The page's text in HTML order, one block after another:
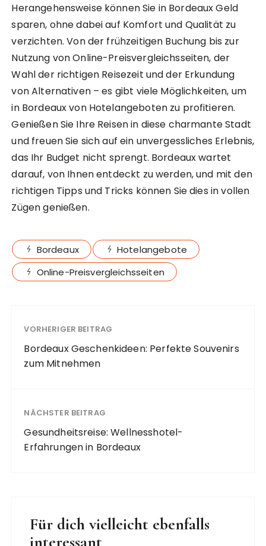
Herangehensweise können Sie in Bordeaux Geld
sparen, ohne dabei auf Komfort und Qualität zu
verzichten. Von der frühzeitigen Buchung bis zur
Nutzung von Online-Preisvergleichsseiten, der
Wahl der richtigen Reisezeit und der Erkundung
von Alternativen – es gibt viele Möglichkeiten, um
in Bordeaux von Hotelangeboten zu profitieren.
Genießen Sie Ihre Reisen in diese charmante Stadt
und freuen Sie sich auf ein unvergessliches Erlebnis,
das Ihr Budget nicht sprengt. Bordeaux wartet
darauf, von Ihnen entdeckt zu werden, und mit den
richtigen Tipps und Tricks können Sie dies in vollen
Zügen genießen.
Bordeaux
Hotelangebote
Online-Preisvergleichsseiten
VORHERIGER BEITRAG
Bordeaux Geschenkideen: Perfekte Souvenirs
zum Mitnehmen
NÄCHSTER BEITRAG
Gesundheitsreise: Wellnesshotel-
Erfahrungen in Bordeaux
Für dich vielleicht ebenfalls
interessant